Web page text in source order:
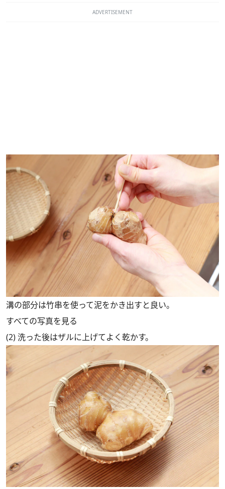
ADVERTISEMENT
溝の部分は竹串を使って泥をかき出すと良い。
すべての写真を見る
(2) 洗った後はザルに上げてよく乾かす。